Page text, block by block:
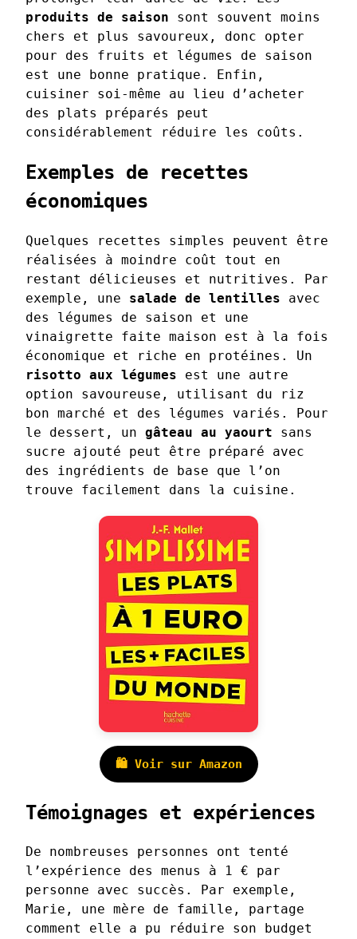
produits de saison sont souvent moins
chers et plus savoureux, donc opter
pour des fruits et légumes de saison
est une bonne pratique. Enfin,
cuisiner soi-même au lieu d’acheter
des plats préparés peut
considérablement réduire les coûts.
Exemples de recettes
économiques
Quelques recettes simples peuvent être
réalisées à moindre coût tout en
restant délicieuses et nutritives. Par
exemple, une salade de lentilles avec
des légumes de saison et une
vinaigrette faite maison est à la fois
économique et riche en protéines. Un
risotto aux légumes est une autre
option savoureuse, utilisant du riz
bon marché et des légumes variés. Pour
le dessert, un gâteau au yaourt sans
sucre ajouté peut être préparé avec
des ingrédients de base que l’on
trouve facilement dans la cuisine.
🛍️ Voir sur Amazon
Témoignages et expériences
De nombreuses personnes ont tenté
l’expérience des menus à 1 € par
personne avec succès. Par exemple,
Marie, une mère de famille, partage
comment elle a pu réduire son budget